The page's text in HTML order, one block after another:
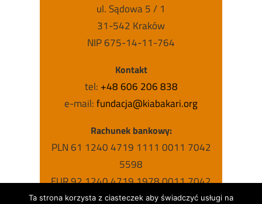
ul. Sądowa 5 / 1
31-542 Kraków
NIP 675-14-11-764
Kontakt
tel: +48 606 206 838
e-mail:fundacja@kiabakari.org
Rachunek bankowy:
PLN 61 1240 4719 1111 0011 7042
5598
EUR 92 1240 4719 1978 0011 7042
5631
Ta strona korzysta z ciasteczek aby świadczyć usługi na